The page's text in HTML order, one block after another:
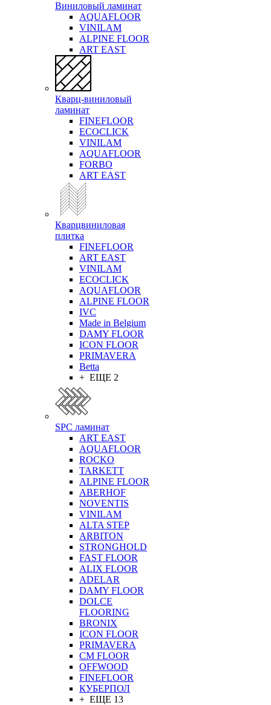
Виниловый ламинат
AQUAFLOOR
VINILAM
ALPINE FLOOR
ART EAST
Кварц-виниловый
ламинат
FINEFLOOR
ECOCLICK
VINILAM
AQUAFLOOR
FORBO
ART EAST
Кварцвиниловая
плитка
FINEFLOOR
ART EAST
VINILAM
ECOCLICK
AQUAFLOOR
ALPINE FLOOR
IVC
Made in Belgium
DAMY FLOOR
ICON FLOOR
PRIMAVERA
Betta
+ ЕЩЕ 2
SPC ламинат
ART EAST
AQUAFLOOR
ROCKO
TARKETT
ALPINE FLOOR
ABERHOF
NOVENTIS
VINILAM
ALTA STEP
ARBITON
STRONGHOLD
FAST FLOOR
ALIX FLOOR
ADELAR
DAMY FLOOR
DOLCE
FLOORING
BRONIX
ICON FLOOR
PRIMAVERA
CM FLOOR
OFFWOOD
FINEFLOOR
КУБЕРПОЛ
+ ЕЩЕ 13